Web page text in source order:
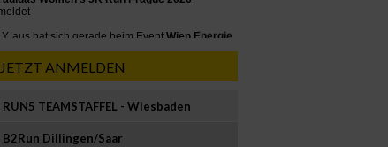
JETZT ANMELDEN
RUN5 TEAMSTAFFEL - Wiesbaden
B2Run Dillingen/Saar